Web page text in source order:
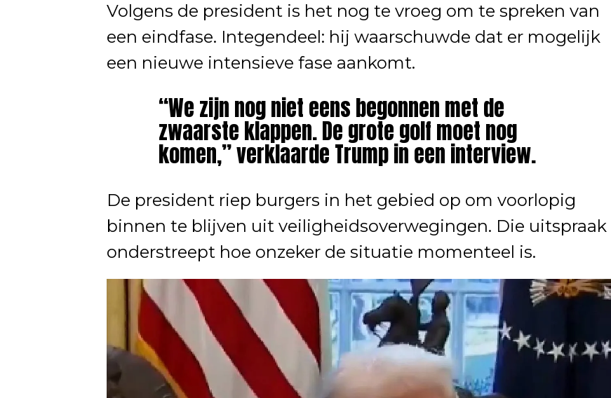
Volgens de president is het nog te vroeg om te spreken van
een eindfase. Integendeel: hij waarschuwde dat er mogelijk
een nieuwe intensieve fase aankomt.
“We zijn nog niet eens begonnen met de
zwaarste klappen. De grote golf moet nog
komen,” verklaarde Trump in een interview.
De president riep burgers in het gebied op om voorlopig
binnen te blijven uit veiligheidsoverwegingen. Die uitspraak
onderstreept hoe onzeker de situatie momenteel is.